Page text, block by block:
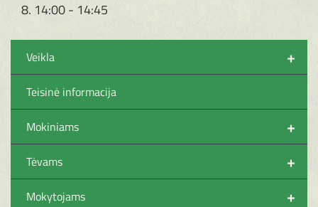
8. 14:00 - 14:45
+
Veikla
Teisinė informacija
+
Mokiniams
+
Tėvams
+
Mokytojams